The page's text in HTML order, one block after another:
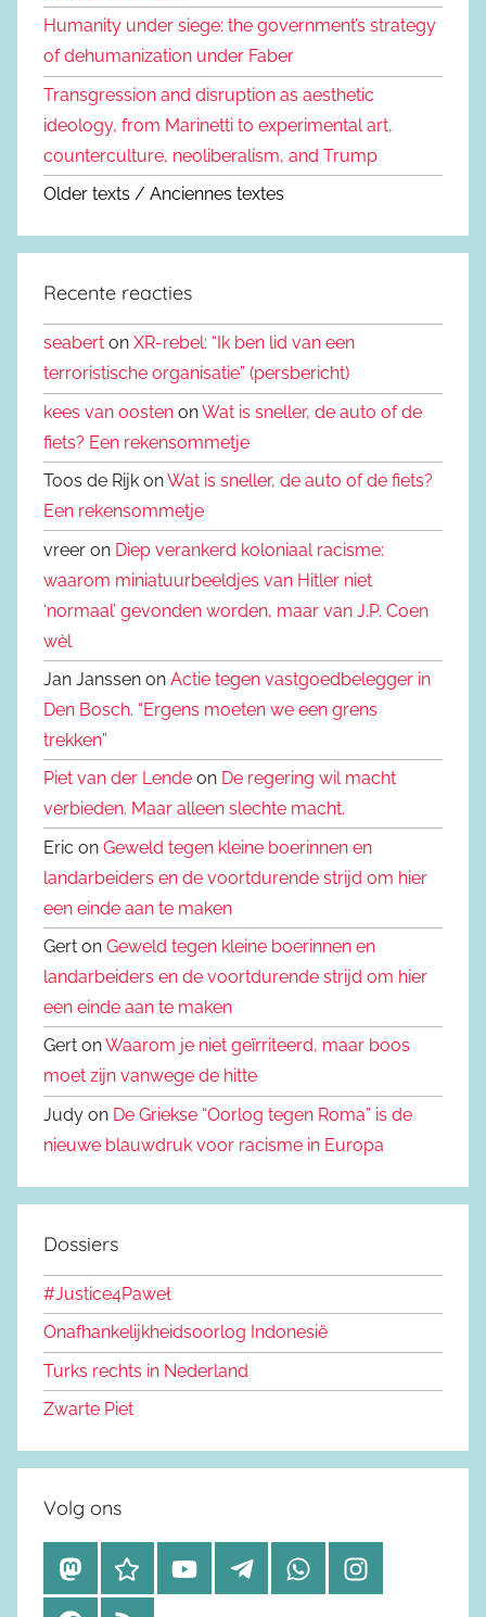
Humanity under siege: the government’s strategy
of dehumanization under Faber
Transgression and disruption as aesthetic
ideology, from Marinetti to experimental art,
counterculture, neoliberalism, and Trump
Older texts / Anciennes textes
Recente reacties
seabert on XR-rebel: “Ik ben lid van een
terroristische organisatie” (persbericht)
kees van oosten onWat is sneller, de auto of de
fiets? Een rekensommetje
Toos de Rijk onWat is sneller, de auto of de fiets?
Een rekensommetje
vreer on Diep verankerd koloniaal racisme:
waarom miniatuurbeeldjes van Hitler niet
‘normaal’ gevonden worden, maar van J.P. Coen
wèl
Jan Janssen on Actie tegen vastgoedbelegger in
Den Bosch. “Ergens moeten we een grens
trekken”
Piet van der Lende on De regering wil macht
verbieden. Maar alleen slechte macht.
Eric on Geweld tegen kleine boerinnen en
landarbeiders en de voortdurende strijd om hier
een einde aan te maken
Gert on Geweld tegen kleine boerinnen en
landarbeiders en de voortdurende strijd om hier
een einde aan te maken
Gert onWaarom je niet geïrriteerd, maar boos
moet zijn vanwege de hitte
Judy on De Griekse “Oorlog tegen Roma” is de
nieuwe blauwdruk voor racisme in Europa
Dossiers
#Justice4Paweł
Onafhankelijkheidsoorlog Indonesië
Turks rechts in Nederland
Zwarte Piet
Volg ons
M
a
B
l
Y
o
T
e
W
h
I
n